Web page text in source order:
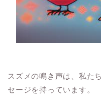
スズメの鳴き声は、私た
セージを持っています。